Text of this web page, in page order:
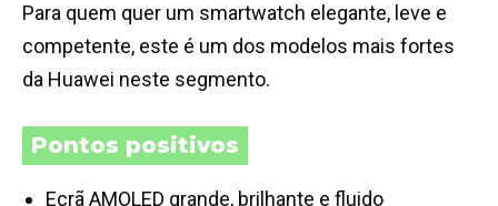
Para quem quer um smartwatch elegante, leve e
competente, este é um dos modelos mais fortes
da Huawei neste segmento.
Pontos positivos
Ecrã AMOLED grande, brilhante e fluido